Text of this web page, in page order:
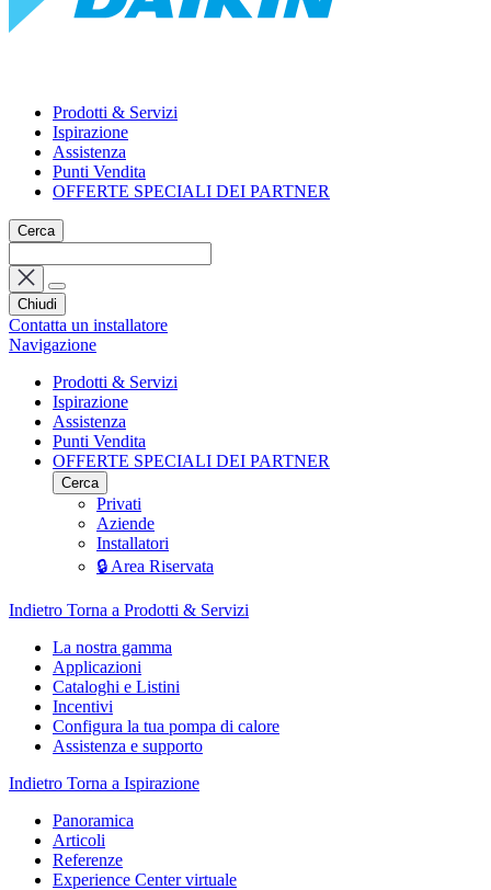
Prodotti & Servizi
Ispirazione
Assistenza
Punti Vendita
OFFERTE SPECIALI DEI PARTNER
Cerca
Chiudi
Contatta un installatore
Navigazione
Prodotti & Servizi
Ispirazione
Assistenza
Punti Vendita
OFFERTE SPECIALI DEI PARTNER
Cerca
Privati
Aziende
Installatori
🔒 Area Riservata
Indietro Torna a Prodotti & Servizi
La nostra gamma
Applicazioni
Cataloghi e Listini
Incentivi
Configura la tua pompa di calore
Assistenza e supporto
Indietro Torna a Ispirazione
Panoramica
Articoli
Referenze
Experience Center virtuale